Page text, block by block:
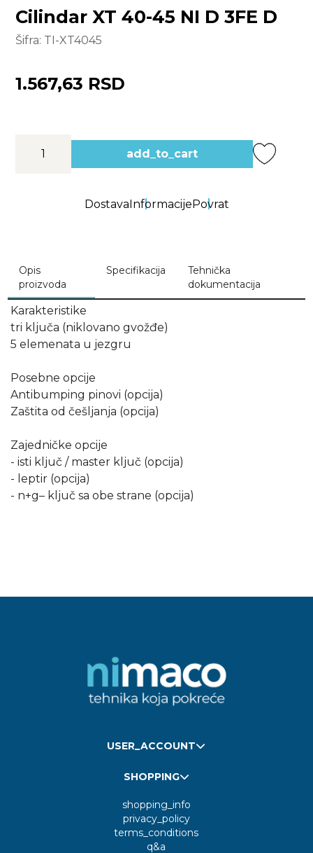
Cilindar XT 40-45 NI D 3FE D
Šifra: TI-XT4045
1.567,63 RSD
add_to_cart
DostavaInformacijePovrat
Opis
proizvoda
Specifikacija
Tehnička
dokumentacija
Karakteristike
tri ključa (niklovano gvožđe)
5 elemenata u jezgru
Posebne opcije
Antibumping pinovi (opcija)
Zaštita od češljanja (opcija)
Zajedničke opcije
- isti ključ / master ključ (opcija)
- leptir (opcija)
- n+g– ključ sa obe strane (opcija)
USER_ACCOUNT
SHOPPING
shopping_info
privacy_policy
terms_conditions
q&a